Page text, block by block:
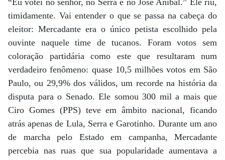
“Eu votei no senhor, no Serra e no José Aníbal.” Ele riu,
timidamente. Vai entender o que se passa na cabeça do
eleitor: Mercadante era o único petista escolhido pela
ouvinte naquele time de tucanos. Foram votos sem
coloração partidária como este que resultaram num
verdadeiro fenômeno: quase 10,5 milhões votos em São
Paulo, ou 29,9% dos válidos, um recorde na história da
disputa para o Senado. Ele somou 300 mil a mais que
Ciro Gomes (PPS) teve em âmbito nacional, ficando
atrás apenas de Lula, Serra e Garotinho. Durante um ano
de marcha pelo Estado em campanha, Mercadante
percebia nas ruas que sua popularidade aumentava a